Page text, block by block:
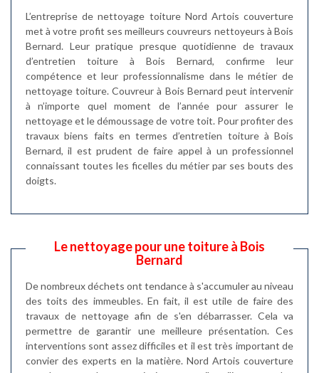
L’entreprise de nettoyage toiture Nord Artois couverture
met à votre profit ses meilleurs couvreurs nettoyeurs à Bois
Bernard. Leur pratique presque quotidienne de travaux
d’entretien toiture à Bois Bernard, confirme leur
compétence et leur professionnalisme dans le métier de
nettoyage toiture. Couvreur à Bois Bernard peut intervenir
à n’importe quel moment de l’année pour assurer le
nettoyage et le démoussage de votre toit. Pour profiter des
travaux biens faits en termes d’entretien toiture à Bois
Bernard, il est prudent de faire appel à un professionnel
connaissant toutes les ficelles du métier par ses bouts des
doigts.
Le nettoyage pour une toiture à Bois
Bernard
De nombreux déchets ont tendance à s'accumuler au niveau
des toits des immeubles. En fait, il est utile de faire des
travaux de nettoyage afin de s'en débarrasser. Cela va
permettre de garantir une meilleure présentation. Ces
interventions sont assez difficiles et il est très important de
convier des experts en la matière. Nord Artois couverture